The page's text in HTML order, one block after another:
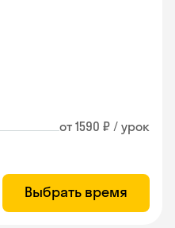
от 1590 ₽ / урок
Выбрать время